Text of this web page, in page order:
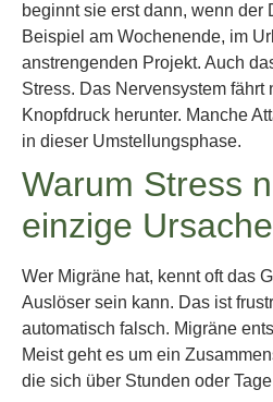
beginnt sie erst dann, wenn der
Beispiel am Wochenende, im
anstrengenden Projekt. Auch
Stress. Das Nervensystem fährt
Knopfdruck herunter. Manche
in dieser Umstellungsphase.
Warum Stress
einzige
Wer Migräne hat, kennt oft das
Auslöser sein kann. Das ist
automatisch falsch. Migräne
Meist geht es um ein
die sich über Stunden oder